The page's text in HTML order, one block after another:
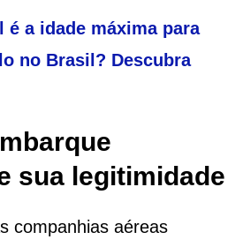
é a idade máxima para
no Brasil? Descubra
sua legitimidade
companhias aéreas